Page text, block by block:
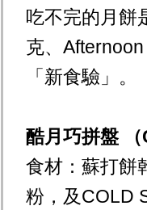
吃不完的月餅
克、
「新食驗」。
酷月巧拼盤
食材：蘇打餅
粉，及COLD